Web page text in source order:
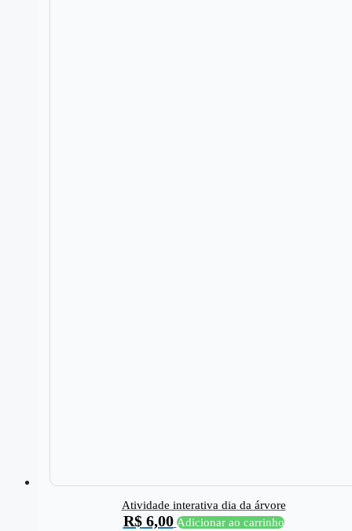
Atividade interativa dia da árvore
R$6,00 Adicionar ao carrinho